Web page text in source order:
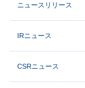
ニュースリリース
IRニュース
CSRニュース